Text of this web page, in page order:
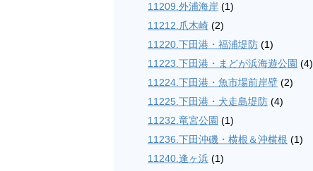
11209.外浦海岸 (1)
11212.爪木崎 (2)
11220.下田港・福浦堤防 (1)
11223.下田港・まどが浜海遊公園 (4)
11224.下田港・魚市場前岸壁 (2)
11225.下田港・犬走島堤防 (4)
11232.竜宮公園 (1)
11236.下田沖磯・横根＆沖横根 (1)
11240.逢ヶ浜 (1)